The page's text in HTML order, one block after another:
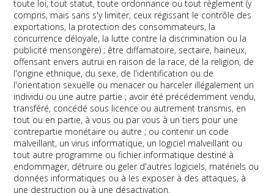
toute loi, tout statut, toute ordonnance ou tout règlement (y
compris, mais sans s'y limiter, ceux régissant le contrôle des
exportations, la protection des consommateurs, la
concurrence déloyale, la lutte contre la discrimination ou la
publicité mensongère) ; être diffamatoire, sectaire, haineux,
offensant envers autrui en raison de la race, de la religion, de
l'origine ethnique, du sexe, de l'identification ou de
l'orientation sexuelle ou menacer ou harceler illégalement un
individu ou une autre partie ; avoir été précédemment vendu,
transféré, concédé sous licence ou autrement transmis, en
tout ou en partie, à vous ou par vous à un tiers pour une
contrepartie monétaire ou autre ; ou contenir un code
malveillant, un virus informatique, un logiciel malveillant ou
tout autre programme ou fichier informatique destiné à
endommager, détruire ou geler d'autres logiciels, matériels ou
données informatiques ou à les exposer à des attaques, à
une destruction ou à une désactivation.